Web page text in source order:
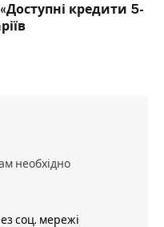
кредити 5-
необхідно
соц. мережі